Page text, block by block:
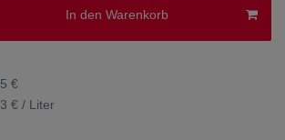
In den Warenkorb
€
€ / Liter